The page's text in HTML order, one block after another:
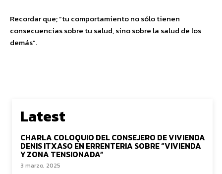
Recordar que; “tu comportamiento no sólo tienen
consecuencias sobre tu salud, sino sobre la salud de los
demás“.
Latest
CHARLA COLOQUIO DEL CONSEJERO DE VIVIENDA
DENIS ITXASO EN ERRENTERIA SOBRE “VIVIENDA
Y ZONA TENSIONADA”
3 marzo, 2025